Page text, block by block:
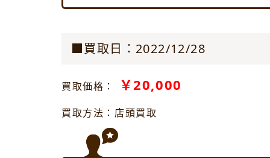
■買取日：2022/12/28
買取価格： ￥20,000
買取方法：店頭買取